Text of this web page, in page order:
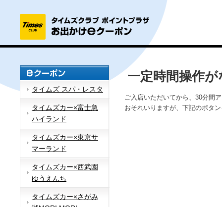
タイムズ スパ・レスタ
タイムズカー×富士急
ハイランド
タイムズカー×東京サ
マーランド
タイムズカー×西武園
ゆうえんち
タイムズカー×さがみ
一定時間操作
ご入店いただいてから、30分間
おそれいりますが、下記のボタ